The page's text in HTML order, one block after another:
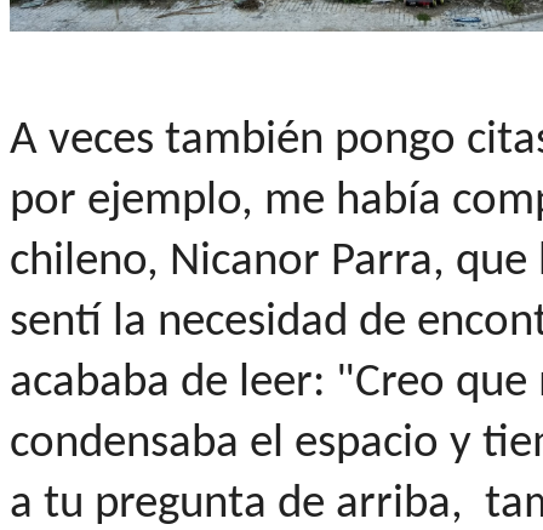
A veces también pongo
por ejemplo, me había
chileno, Nicanor Parra,
sentí la necesidad de
acababa de leer: "Creo
condensaba el espacio y
a tu pregunta de arriba,